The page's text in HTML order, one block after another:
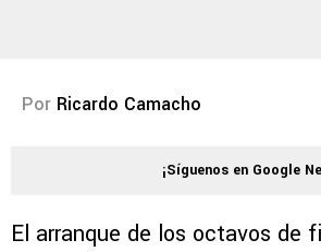
Por Ricardo Camacho
¡Síguenos en Google
El arranque de los octavos de